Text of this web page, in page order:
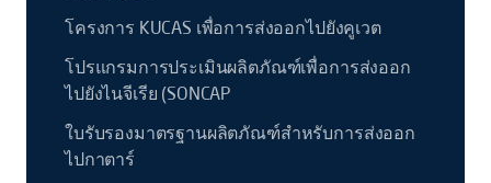
โครงการ KUCAS เพื่อการส่งออกไปยังคูเวต
โปรแกรมการประเมินผลิตภัณฑ์เพื่อการส่งออก
ไปยังไนจีเรีย (SONCAP
ใบรับรองมาตรฐานผลิตภัณฑ์สำหรับการส่งออก
ไปกาตาร์